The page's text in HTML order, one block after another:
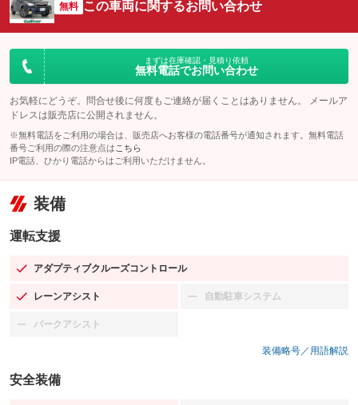
無料 この車両に関するお問い合わせ
まずは在庫確認・見積り依頼
無料電話でお問い合わせ
お気軽にどうぞ。問合せ後に何度もご連絡が届くことはありません。 メールア
ドレスは販売店に公開されません。
※無料電話をご利用の場合は、販売店へお客様の電話番号が通知されます。無料電話
番号ご利用の際の注意点は こちら
IP電話、ひかり電話からはご利用いただけません。
装備
運転支援
アダプティブクルーズコントロール
：装備あり
レーンアシスト
：装備あり 自動駐車システム
：装備なし
パークアシスト
：装備なし
装備略号／用語解説
安全装備